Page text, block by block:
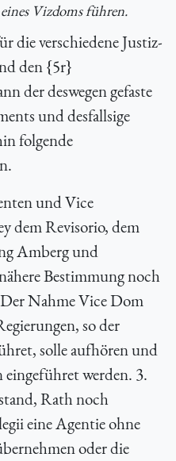
Vizdoms führen.
die verschiedene Justiz-
den {5r}
der deswegen gefaste
und desfallsige
folgende
und Vice
dem Revisorio, dem
Amberg und
Bestimmung noch
Der Nahme Vice Dom
so der
solle aufhören und
eingeführet werden. 3.
Rath noch
eine Agentie ohne
oder die